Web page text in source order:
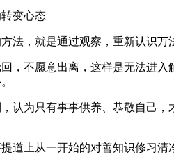
变心态
，就是通过观察，重新认识万
不愿意出离，这样是无法进入
为只有事事供养、恭敬自己，
上从一开始的对善知识修习清